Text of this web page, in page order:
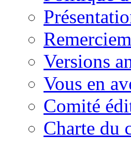
Versions
Vous en
Comité
Charte du